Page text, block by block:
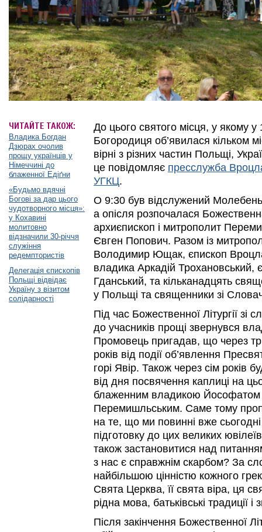
ЧИТАЙТЕ ТАКОЖ:
Владика Богдан
Дзюрах очолив
прощу українців у
Німеччині до
блаженної Едіґни
«Будьмо вдячні
Богові за дар цього
чудотворного місця»:
у Кохавині
молитовно
відзначили 30-річчя
служіння
редемптористів
Делегація єпископів
Польщі відвідає
Україну з візитом
солідарності
До цього святого місця, у якому
Богородиця об’явилася кільком
вірні з різних частин Польщі,
це повідомляє пресслужба
УГКЦ.
О 9:30 був відслужений
а опісля розпочалася
архиєпископ і митрополит
Євген Попович. Разом із
Володимир Ющак, єпископ
владика Аркадій Трохановський,
Гданський, та кільканадцять
у Польщі та священники зі
Під час Божественної Літургії зі
до учасників прощі звернувся
Промовець пригадав, що через
років від події об’явлення
горі Явір. Також через сім років
від дня посвячення каплиці на
блаженним владикою Йософатом
Перемишльським. Саме тому
на те, що ми повинні вже
підготовку до цих великих
також застановитися над
з нас є справжнім скарбом? За
найбільшою цінністю кожного
Свята Церква, її свята віра, ця
рідна мова, батьківські традиції і
Після закінчення Божественної